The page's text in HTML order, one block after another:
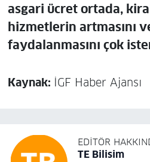
asgari ücret ortada,
hizmetlerin artmasını
faydalanmasını çok
Kaynak: İGF Haber Ajansı
EDITÖR
TE Bilisim